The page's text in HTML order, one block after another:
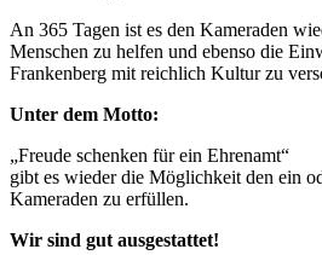
An 365 Tagen ist es den Kameraden
Menschen zu helfen und ebenso die
Frankenberg mit reichlich Kultur zu
Unter dem Motto:
„Freude schenken für ein Ehrenamt“
gibt es wieder die Möglichkeit den ein
Kameraden zu erfüllen.
Wir sind gut ausgestattet!